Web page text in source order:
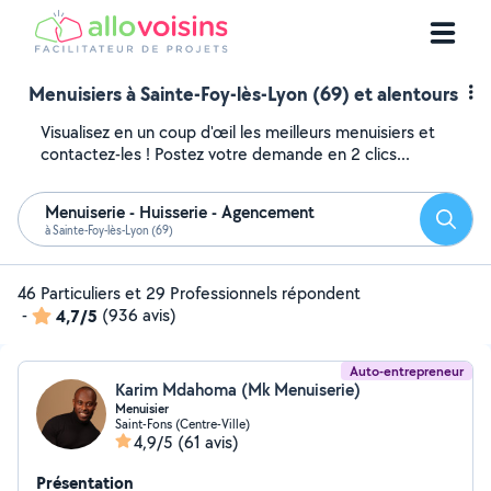
Menuisiers à Sainte-Foy-lès-Lyon (69) et alentours
Visualisez en un coup d'œil les meilleurs menuisiers et
contactez-les ! Postez votre demande en 2 clics...
Menuiserie - Huisserie - Agencement
à Sainte-Foy-lès-Lyon (69)
46 Particuliers et 29 Professionnels répondent
-
4,7/5 (936 avis)
Auto-entrepreneur
Karim Mdahoma (Mk Menuiserie)
Menuisier
Saint-Fons (Centre-Ville)
4,9/5 (61 avis)
Présentation